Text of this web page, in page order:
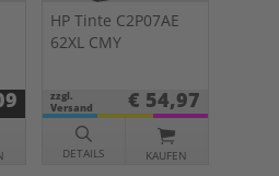
HP Tinte C2P07AE
62XL CMY
zzgl.
Versand
€ 54,97
DETAILS KAUFEN